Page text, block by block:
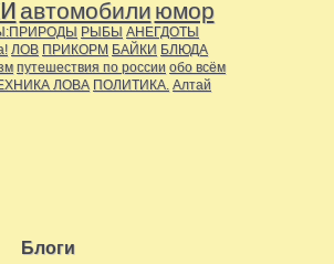
автомобили юмор
РЫБЫ АНЕГДОТЫ
ЛОВ ПРИКОРМ БАЙКИ БЛЮДА
путешествия по россии обо всём
ЛОВА ПОЛИТИКА. Алтай
Блоги